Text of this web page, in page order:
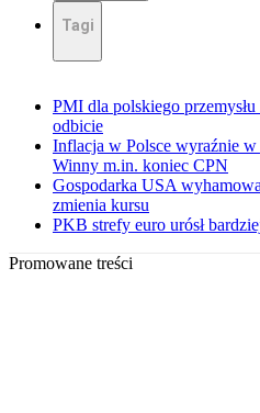
Tagi
PMI dla polskiego
odbicie
Inflacja w Polsce wyraźnie
Winny m.in. koniec CPN
Gospodarka USA
zmienia kursu
PKB strefy euro urósł
Promowane treści